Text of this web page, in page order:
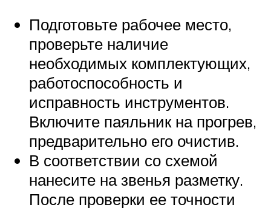
Подготовьте рабочее место,
проверьте наличие
необходимых комплектующих,
работоспособность и
исправность инструментов.
Включите паяльник на прогрев,
предварительно его очистив.
В соответствии со схемой
нанесите на звенья разметку.
После проверки ее точности